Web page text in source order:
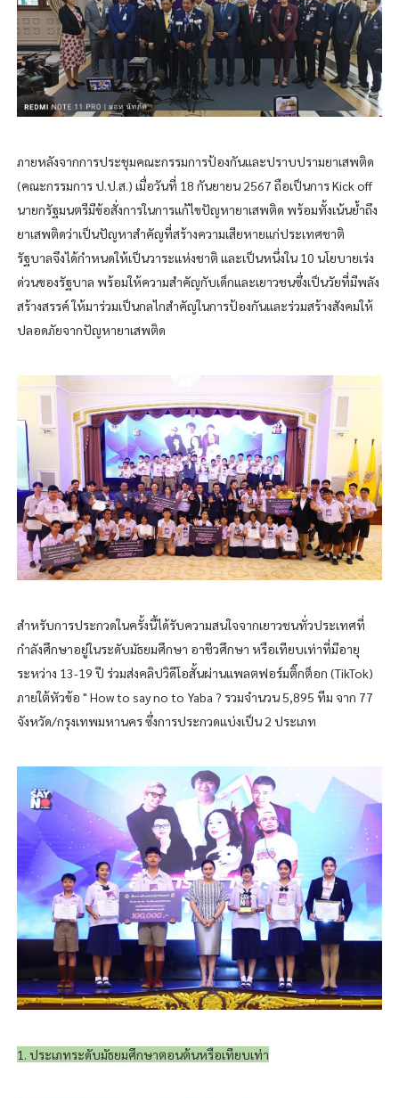
ภายหลังจากการประชุมคณะกรรมการป้องกันและปราบปรามยาเสพติด
(คณะกรรมการ ป.ป.ส.) เมื่อวันที่ 18 กันยายน 2567 ถือเป็นการ Kick off
นายกรัฐมนตรีมีข้อสั่งการในการแก้ไขปัญหายาเสพติด พร้อมทั้งเน้นย้ำถึง
ยาเสพติดว่าเป็นปัญหาสำคัญที่สร้างความเสียหายแก่ประเทศชาติ
รัฐบาลจึงได้กำหนดให้เป็นวาระแห่งชาติ และเป็นหนึ่งใน 10 นโยบายเร่ง
ด่วนของรัฐบาล พร้อมให้ความสำคัญกับเด็กและเยาวชนซึ่งเป็นวัยที่มีพลัง
สร้างสรรค์ ให้มาร่วมเป็นกลไกสำคัญในการป้องกันและร่วมสร้างสังคมให้
ปลอดภัยจากปัญหายาเสพติด
สำหรับการประกวดในครั้งนี้ได้รับความสนใจจากเยาวชนทั่วประเทศที่
กำลังศึกษาอยู่ในระดับมัธยมศึกษา อาชีวศึกษา หรือเทียบเท่าที่มีอายุ
ระหว่าง 13-19 ปี ร่วมส่งคลิปวิดีโอสั้นผ่านแพลตฟอร์มติ๊กต็อก (TikTok)
ภายใต้หัวข้อ " How to say no to Yaba ? รวมจำนวน 5,895 ทีม จาก 77
จังหวัด/กรุงเทพมหานคร ซึ่งการประกวดแบ่งเป็น 2 ประเภท
1. ประเภทระดับมัธยมศึกษาตอนต้นหรือเทียบเท่า